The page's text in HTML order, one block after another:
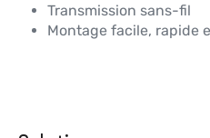
Transmission sans-fil
Montage facile, rapide